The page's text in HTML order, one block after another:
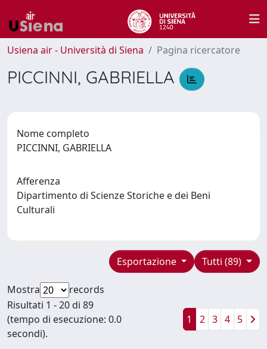
Usiena air - Università di Siena Pagina ricercatore
PICCINNI, GABRIELLA
Nome completo
PICCINNI, GABRIELLA
Afferenza
Dipartimento di Scienze Storiche e dei Beni
Culturali
Tutti (89)
Esportazione
Mostra
records
Risultati 1 - 20 di 89
(tempo di esecuzione: 0.0
secondi).
1 2 3 4 5